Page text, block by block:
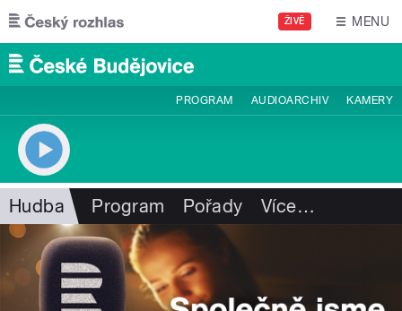
Přejít k hlavnímu obsahu
ŽIVĚ MENU
PROGRAM AUDIOARCHIV KAMERY
Hudba Program Pořady Více…